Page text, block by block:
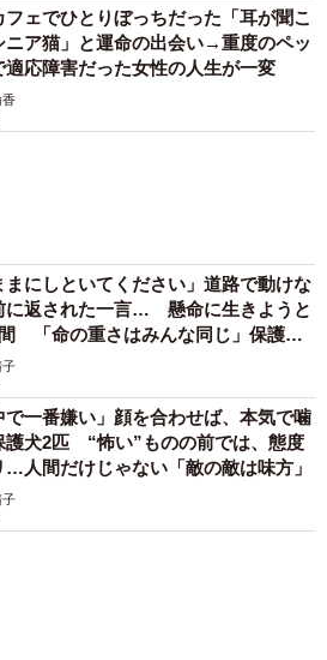
なシャム模様の猫を診察に連れて
1月の寒い夜に、そのシャム模様の
です。その時はあまり汚れている
飼い猫なのかな？と思ったらしい
て、その後は新しい環境に慣れて
診としました。ところが再診前に
うちにいるメス猫たちと比べた
す」とおっしゃるので、私は「そ
きっと」とお話ししたところ、す
ので、避妊手術をしてほしい」と
私は、「まずは本当に妊娠してい
軽自動車で新潟から四国まで 65歳の
3泊4日の旅 パーキングの休憩まで
「大学生でも組まねえよ！」
子
部長野県」海外のような絶景ショット
反響「離れてからいいところだったん
づいた」
６位以降を見る
どなファミリー
（新着記事順）